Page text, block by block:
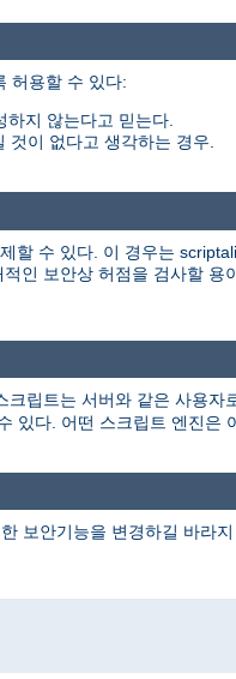
허용할 수 있다:
하지 않는다고 믿는다.
것이 없다고 생각하는 경우.
수 있다. 이 경우는
인 보안상 허점을 검사할 용
립트는 서버와 같은 사용자
다. 어떤 스크립트 엔진은
보안기능을 변경하길 바라